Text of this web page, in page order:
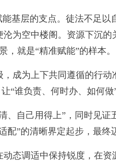
层的支点。徒法不足以
为空中楼阁。资源下沉
就是“精准赋能”的样本。
为上下共同遵循的行动
“谁负责、何时办、如何做
自己用得上”，同时见证
”的清晰界定起步，最终
调适中保持锐度，在资